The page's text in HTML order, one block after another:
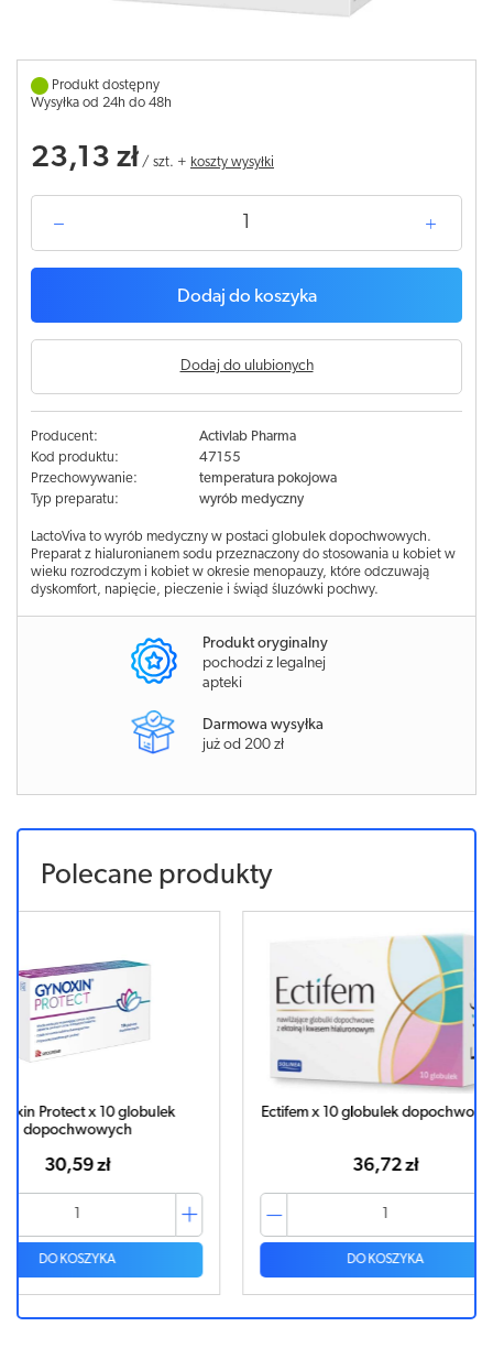
Produkt dostępny
Wysyłka od 24h do 48h
23,13 zł / szt. + koszty wysyłki
Dodaj do koszyka
Dodaj do ulubionych
Producent:
Activlab Pharma
Kod produktu:
47155
Przechowywanie:
temperatura pokojowa
Typ preparatu:
wyrób medyczny
LactoViva to wyrób medyczny w postaci globulek dopochwowych.
Preparat z hialuronianem sodu przeznaczony do stosowania u kobiet w
wieku rozrodczym i kobiet w okresie menopauzy, które odczuwają
dyskomfort, napięcie, pieczenie i świąd śluzówki pochwy.
Produkt oryginalny
pochodzi z legalnej
apteki
Darmowa wysyłka
już od 200 zł
Polecane produkty
Ectifem x 10 globulek dopochwowych